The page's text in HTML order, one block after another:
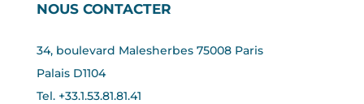
NOUS CONTACTER
34, boulevard Malesherbes 75008 Paris
Palais D1104
Tel. +33.1.53.81.81.41